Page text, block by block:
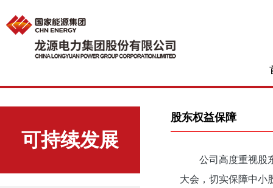
可持续发展
股东权益保障
公司高度重视股
大会，切实保障中小